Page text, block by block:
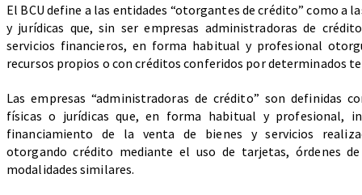
REPORTE TRIBUTARIO N°63
El BCU define a las entidades “otorgantes de crédito” como a
y jurídicas que, sin ser empresas administradoras de
servicios financieros, en forma habitual y profesional
recursos propios o con créditos conferidos por determinados
Las empresas “administradoras de crédito” son definidas
físicas o jurídicas que, en forma habitual y profesional,
financiamiento de la venta de bienes y servicios
otorgando crédito mediante el uso de tarjetas, órdenes
modalidades similares.